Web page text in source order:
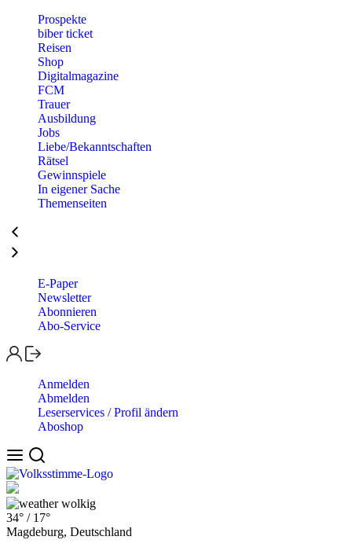
Prospekte
biber ticket
Reisen
Shop
Digitalmagazine
FCM
Trauer
Ausbildung
Jobs
Liebe/Bekanntschaften
Rätsel
Gewinnspiele
In eigener Sache
Themenseiten
E-Paper
Newsletter
Abonnieren
Abo-Service
Anmelden
Abmelden
Leserservices / Profil ändern
Aboshop
wolkig
34° / 17°
Magdeburg, Deutschland